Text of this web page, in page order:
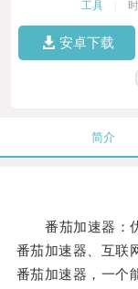
工具
安卓下载
简介
番茄加速器：优
番茄加速器、互联
番茄加速器，一个